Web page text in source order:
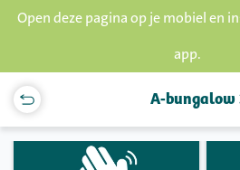
Open deze pagina op je mobiel en
app.
A-bungalow